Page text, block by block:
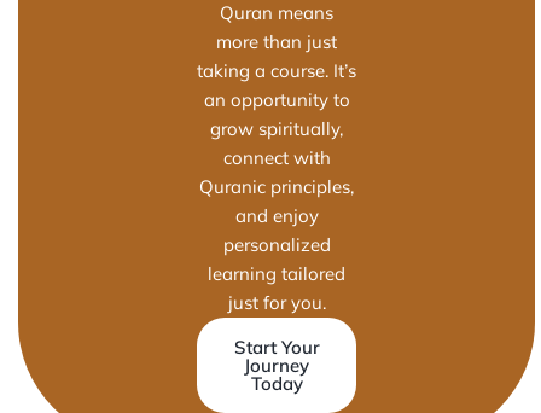
Quran means
more than just
taking a course. It’s
an opportunity to
grow spiritually,
connect with
Quranic principles,
and enjoy
personalized
learning tailored
just for you.
Start Your
Journey
Today